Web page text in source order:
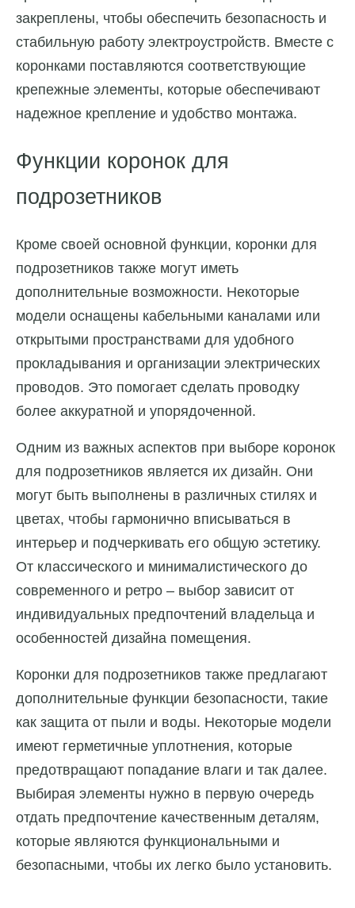
закреплены, чтобы обеспечить безопасность и
стабильную работу электроустройств. Вместе с
коронками поставляются соответствующие
крепежные элементы, которые обеспечивают
надежное крепление и удобство монтажа.
Функции коронок для
подрозетников
Кроме своей основной функции, коронки для
подрозетников также могут иметь
дополнительные возможности. Некоторые
модели оснащены кабельными каналами или
открытыми пространствами для удобного
прокладывания и организации электрических
проводов. Это помогает сделать проводку
более аккуратной и упорядоченной.
Одним из важных аспектов при выборе коронок
для подрозетников является их дизайн. Они
могут быть выполнены в различных стилях и
цветах, чтобы гармонично вписываться в
интерьер и подчеркивать его общую эстетику.
От классического и минималистического до
современного и ретро – выбор зависит от
индивидуальных предпочтений владельца и
особенностей дизайна помещения.
Коронки для подрозетников также предлагают
дополнительные функции безопасности, такие
как защита от пыли и воды. Некоторые модели
имеют герметичные уплотнения, которые
предотвращают попадание влаги и так далее.
Выбирая элементы нужно в первую очередь
отдать предпочтение качественным деталям,
которые являются функциональными и
безопасными, чтобы их легко было установить.